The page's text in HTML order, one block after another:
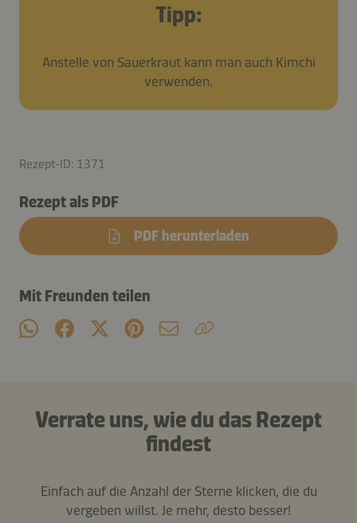
Tipp:
Anstelle von Sauerkraut kann man auch Kimchi
verwenden.
Rezept-ID: 1371
Rezept als PDF
PDF herunterladen
Mit Freunden teilen
Verrate uns, wie du das Rezept
findest
Einfach auf die Anzahl der Sterne klicken, die du
vergeben willst. Je mehr, desto besser!